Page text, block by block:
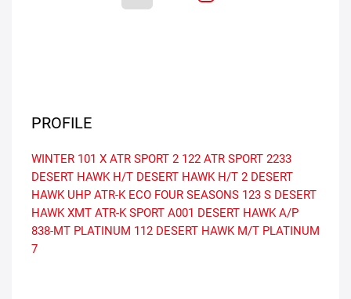
PROFILE
WINTER 101 X ATR SPORT 2 122 ATR SPORT 2233
DESERT HAWK H/T DESERT HAWK H/T 2 DESERT
HAWK UHP ATR-K ECO FOUR SEASONS 123 S DESERT
HAWK XMT ATR-K SPORT A001 DESERT HAWK A/P
838-MT PLATINUM 112 DESERT HAWK M/T PLATINUM
7